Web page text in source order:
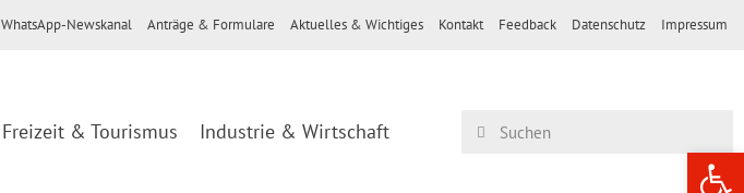
WhatsApp-Newskanal Anträge & Formulare Aktuelles & Wichtiges Kontakt Feedback Datenschutz Impressum
Freizeit & Tourismus Industrie & Wirtschaft